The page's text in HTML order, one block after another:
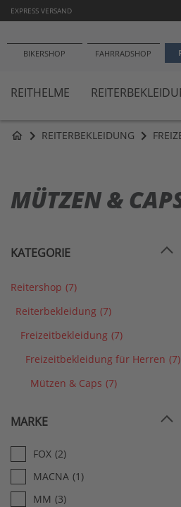
EXPRESS VERSAND
BIKERSHOP FAHRRADSHOP
REITHELME
home REITERBEKLEIDUNG
MÜTZEN &
KATEGORIE
Reitershop (7)
Reiterbekleidung (7)
Freizeitbekleidung (7)
Freizeitbekleidung für Herren (7)
Mützen & Caps (7)
MARKE
FOX (2)
MACNA (1)
MM (3)